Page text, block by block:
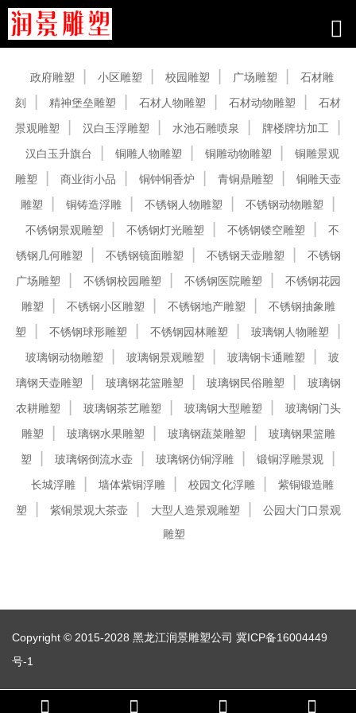
政府雕塑 小区雕塑 校园雕塑 广场雕塑
石材雕
刻
精神堡垒雕塑 石材人物雕塑 石材动物雕塑
石材
景观雕塑
汉白玉浮雕塑 水池石雕喷泉
牌楼牌坊加工
汉白玉升旗台
铜雕人物雕塑 铜雕动物雕塑
铜雕景观
雕塑
商业街小品 铜钟铜香炉 青铜鼎雕塑
铜雕天壶
雕塑
铜铸造浮雕 不锈钢人物雕塑
不锈钢动物雕塑
不锈钢景观雕塑
不锈钢灯光雕塑 不锈钢镂空雕塑
不
锈钢几何雕塑
不锈钢镜面雕塑 不锈钢天壶雕塑
不锈钢
广场雕塑
不锈钢校园雕塑 不锈钢医院雕塑
不锈钢花园
雕塑
不锈钢小区雕塑 不锈钢地产雕塑
不锈钢抽象雕
塑
不锈钢球形雕塑 不锈钢园林雕塑
玻璃钢人物雕塑
玻璃钢动物雕塑
玻璃钢景观雕塑 玻璃钢卡通雕塑
玻
璃钢天壶雕塑
玻璃钢花篮雕塑 玻璃钢民俗雕塑
玻璃钢
农耕雕塑
玻璃钢茶艺雕塑 玻璃钢大型雕塑
玻璃钢门头
雕塑
玻璃钢水果雕塑 玻璃钢蔬菜雕塑
玻璃钢果篮雕
塑
玻璃钢倒流水壶 玻璃钢仿铜浮雕
锻铜浮雕景观
长城浮雕
墙体紫铜浮雕 校园文化浮雕
紫铜锻造雕
塑
紫铜景观大茶壶 大型人造景观雕塑
公园大门口景观
雕塑
Copyright © 2015-2028 黑龙江润景雕塑公司 冀ICP备16004449
号-1